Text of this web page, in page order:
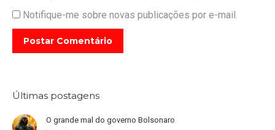
Notifique-me sobre novas publicações por e-mail.
Postar Comentário
Últimas postagens
O grande mal do governo Bolsonaro